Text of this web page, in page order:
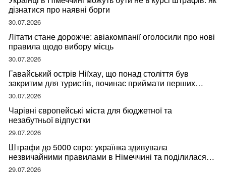
дізнатися про наявні борги
30.07.2026
Літати стане дорожче: авіакомпанії оголосили про нові
правила щодо вибору місць
30.07.2026
Гавайський острів Ніїхау, що понад століття був
закритим для туристів, починає приймати перших
відвідувачів
30.07.2026
Чарівні європейські міста для бюджетної та
незабутньої відпустки
29.07.2026
Штрафи до 5000 євро: українка здивувала
незвичайними правилами в Німеччині та поділилася
правдою
29.07.2026